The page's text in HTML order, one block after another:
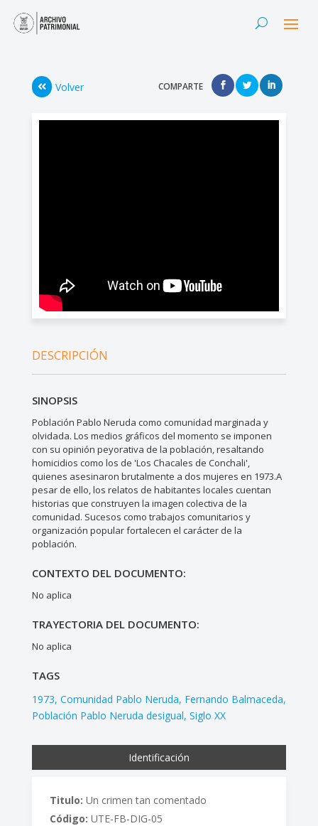
Volver COMPARTE
DESCRIPCIÓN
SINOPSIS
Población Pablo Neruda como comunidad marginada y
olvidada. Los medios gráficos del momento se imponen
con su opinión peyorativa de la población, resaltando
homicidios como los de 'Los Chacales de Conchali',
quienes asesinaron brutalmente a dos mujeres en 1973.A
pesar de ello, los relatos de habitantes locales cuentan
historias que construyen la imagen colectiva de la
comunidad. Sucesos como trabajos comunitarios y
organización popular fortalecen el carácter de la
población.
CONTEXTO DEL DOCUMENTO:
No aplica
TRAYECTORIA DEL DOCUMENTO:
No aplica
TAGS
1973 Comunidad Pablo Neruda Fernando Balmaceda
Población Pablo Neruda desigual Siglo XX
Identificación
Titulo: Un crimen tan comentado
Código: UTE-FB-DIG-05